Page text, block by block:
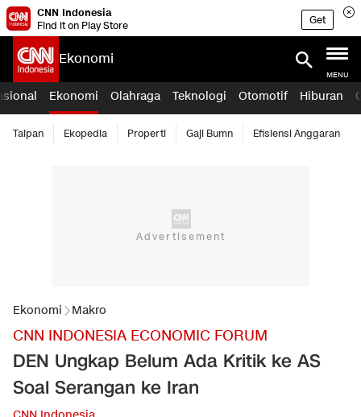
CNN Indonesia
Find it on Play Store
Get
Ekonomi
MENU
Ekonomi Olahraga Teknologi Otomotif Hiburan
Taipan Ekopedia Properti Gaji Bumn Efisiensi Anggaran
Ekonomi Makro
CNN INDONESIA ECONOMIC FORUM
DEN Ungkap Belum Ada Kritik ke AS
Soal Serangan ke Iran